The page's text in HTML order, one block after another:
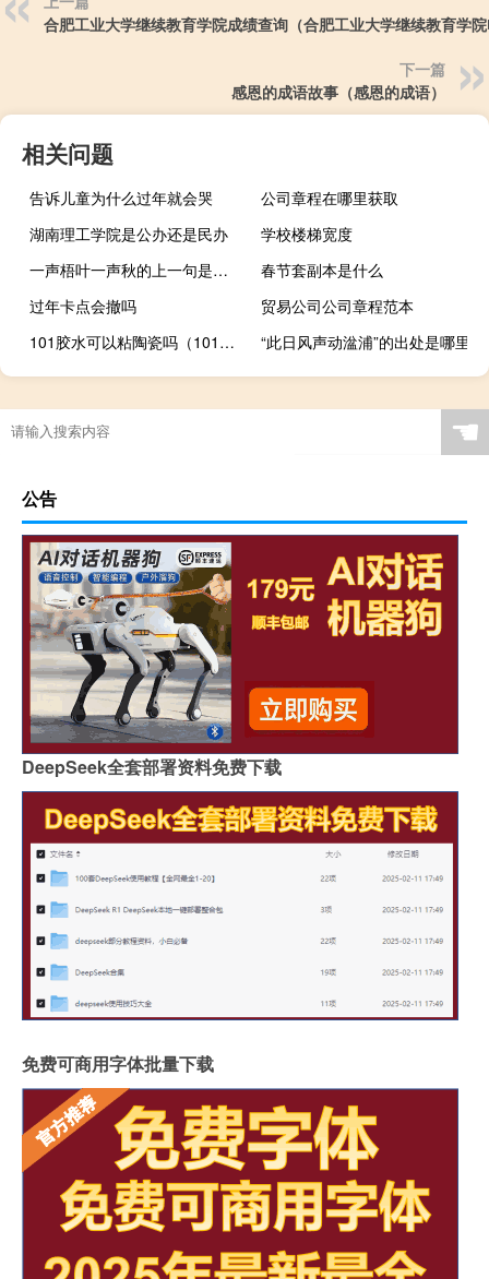
合肥工业大学继续教育学院成绩查询（合肥工业大学继续教育学
下一篇
感恩的成语故事（感恩的成语）
相关问题
告诉儿童为什么过年就会哭
公司章程在哪里获取
湖南理工学院是公办还是民办
学校楼梯宽度
一声梧叶一声秋的上一句是什么
春节套副本是什么
过年卡点会撤吗
贸易公司公司章程范本
101胶水可以粘陶瓷吗（101胶水可以粘鞋吗）
“此日风声动湓浦”的出处是哪里
☚
公告
DeepSeek全套部署资料免费下载
免费可商用字体批量下载